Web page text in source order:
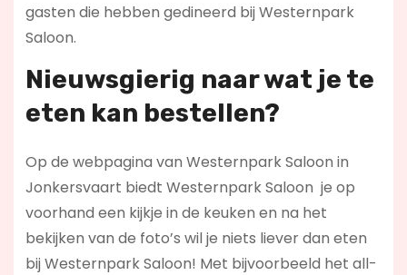
gasten die hebben gedineerd bij Westernpark
Saloon.
Nieuwsgierig naar wat je te
eten kan bestellen?
Op de webpagina van Westernpark Saloon in
Jonkersvaart biedt Westernpark Saloon je op
voorhand een kijkje in de keuken en na het
bekijken van de foto’s wil je niets liever dan eten
bij Westernpark Saloon! Met bijvoorbeeld het all-